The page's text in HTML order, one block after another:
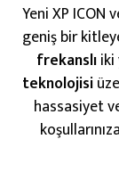
Yeni XP ICON
geniş bir
frekanslı
teknolojisi
hassasiyet